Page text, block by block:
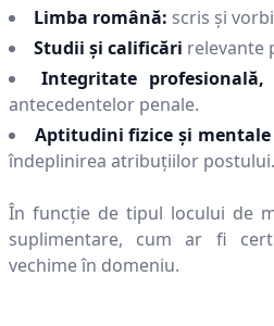
Limba română: scris și
Studii și calificări relevante
Integritate profesională,
antecedentelor penale.
Aptitudini fizice și mentale
îndeplinirea atribuțiilor postului.
În funcție de tipul locului de
suplimentare, cum ar fi
vechime în domeniu.